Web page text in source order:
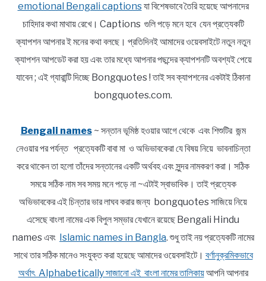
emotional Bengali captionsযা বিশেষভাবে তৈরি হয়েছে আপনাদের
চাহিদার কথা মাথায় রেখে। Captions গুলি পড়ে মনে হবে যেন প্রত্যেকটি
ক্যাপশন আপনার ই মনের কথা বলছে। প্রতিদিনই আমাদের ওয়েবসাইটে নতুন নতুন
ক্যাপশন আপডেট করা হয় এবং তার মধ্যে আপনার পছন্দের ক্যাপশনটি অবশ্যই পেয়ে
যাবেন ; এই গ্যারান্টি দিচ্ছে Bongquotes ! তাই সব ক্যাপশনের একটাই ঠিকানা
bongquotes.com.
Bengali names~ সন্তান ভূমিষ্ঠ হওয়ার আগে থেকে এবং শিশুটির জন্ম
নেওয়ার পর পর্যন্ত প্রত্যেকটি বাবা মা ও অভিভাবকেরা যে বিষয় নিয়ে ভাবনাচিন্তা
করে থাকেন তা হলো তাঁদের সন্তানের একটি অর্থবহ এবং সুন্দর নামকরণ করা। সঠিক
সময়ে সঠিক নাম সব সময় মনে পড়ে না ~এটাই স্বাভাবিক। তাই প্রত্যেক
অভিভাবকের এই চিন্তার ভার লাঘব করার জন্য bongquotes সাজিয়ে নিয়ে
এসেছে বাংলা নামের এক বিপুল সম্ভার যেখানে রয়েছে Bengali Hindu
names এবং Islamic names in Bangla. শুধু তাই নয় প্রত্যেকটি নামের
সাথে তার সঠিক মানেও সংযুক্ত করা হয়েছে আমাদের ওয়েবসাইটে। বর্ণানুক্রমিকভাবে
অর্থাৎ Alphabetically সাজানো এই বাংলা নামের তালিকায়আপনি আপনার